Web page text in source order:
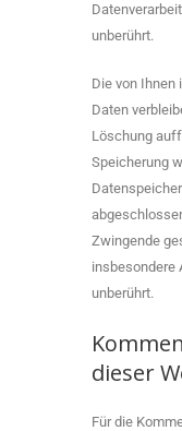
unberührt.
Die von Ihnen
Daten
Löschung
Speicherung
Zwingende
insbesondere
unberührt.
dieser
Für die